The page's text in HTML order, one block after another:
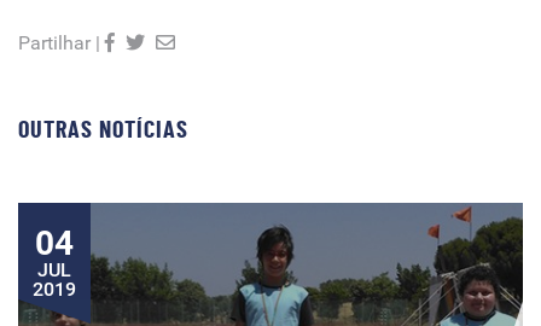
Partilhar |
OUTRAS NOTÍCIAS
04
JUL
2019